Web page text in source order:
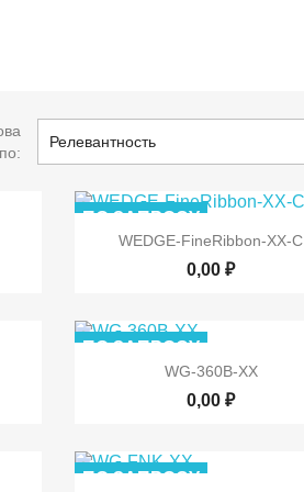
Релевантность
 Быстрый просмотр
WEDGE-FineRibbon-XX-C
0,00 ₽
ПО ЗАПРОСУ
Быстрый просмотр
WG-360B-XX
0,00 ₽
ПО ЗАПРОСУ
ПО ЗАПРОСУ